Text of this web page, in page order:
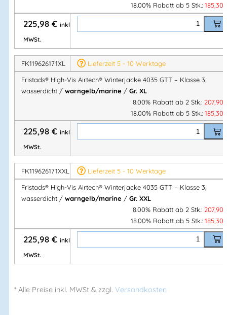
, Oberstoff erfülltKlasse 4 für
Wasserdampfdurchlässigkeit
RIS-3279-TOM:2019 (UK Railway Standard)– Farbe 271
Atmungsaktivität:Airtech®
RET < 15
Wassersäule: 20.000 mm
Obermaterial:Airtech®, 100 % Polyester
Futter:
Gesteppt, 100 % Polyester
Gewicht:
Außenmaterial: 150 g/m²
Futter: 190 g/m²
✔ Warnschutz-Winterjacke bis
✔ Extrem wasserdicht & sehr atmungsaktiv
✔ Nachhaltige Entwicklung – Umstellung zu PFAS-frei
18.00% Rabatt ab 5 Stk.: 185,30
225,98 € inkl.
MWSt.
FK119626171XL
Lieferzeit 5 - 10 Werktage
Fristads® High-Vis Airtech® Winterjacke 4035 GTT – Klasse 3,
wasserdicht / warngelb/marine / Gr. XL
8.00% Rabatt ab 2 Stk.: 207,90
18.00% Rabatt ab 5 Stk.: 185,30
225,98 € inkl.
MWSt.
FK119626171XXL
Lieferzeit 5 - 10 Werktage
Fristads® High-Vis Airtech® Winterjacke 4035 GTT – Klasse 3,
wasserdicht / warngelb/marine / Gr. XXL
8.00% Rabatt ab 2 Stk.: 207,90
18.00% Rabatt ab 5 Stk.: 185,30
225,98 € inkl.
MWSt.
* Alle Preise inkl. MWSt & zzgl. Versandkosten